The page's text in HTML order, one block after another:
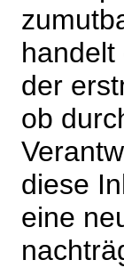
der
ob
diese
eine